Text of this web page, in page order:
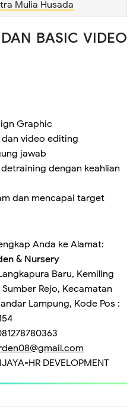
Mulia Husada
BASIC VIDEO
Graphic
video editing
jawab
dengan keahlian
dan mencapai target
Anda ke Alamat:
& Nursery
Baru, Kemiling
Rejo, Kecamatan
Lampung, Kode Pos :
HR DEVELOPMENT